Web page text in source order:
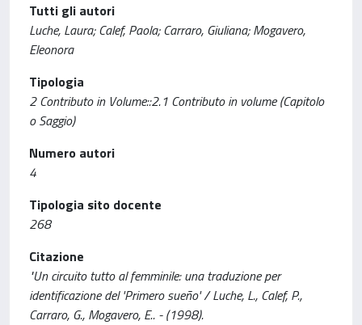
Tutti gli autori
Luche, Laura; Calef, Paola; Carraro, Giuliana; Mogavero,
Eleonora
Tipologia
2 Contributo in Volume::2.1 Contributo in volume (Capitolo
o Saggio)
Numero autori
4
Tipologia sito docente
268
Citazione
"Un circuito tutto al femminile: una traduzione per
identificazione del 'Primero sueño' / Luche, L., Calef, P.,
Carraro, G., Mogavero, E.. - (1998).